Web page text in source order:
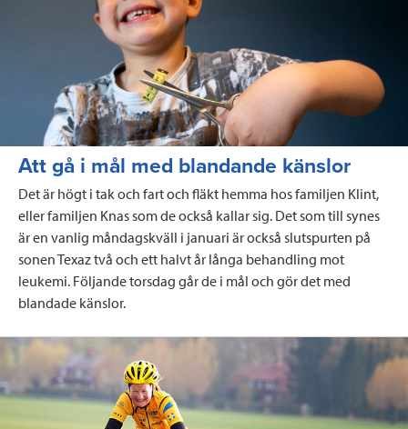
Att gå i mål med blandande känslor
Det är högt i tak och fart och fläkt hemma hos familjen Klint,
eller familjen Knas som de också kallar sig. Det som till synes
är en vanlig måndagskväll i januari är också slutspurten på
sonen Texaz två och ett halvt år långa behandling mot
leukemi. Följande torsdag går de i mål och gör det med
blandade känslor.
Läs mer